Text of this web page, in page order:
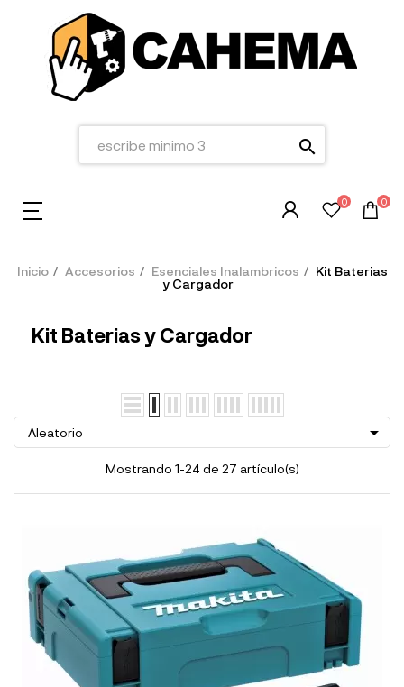
search
0 0
Inicio Accesorios Esenciales Inalambricos
Kit Baterias
y Cargador
Kit Baterias y Cargador
Aleatorio 
Mostrando 1-24 de 27 artículo(s)